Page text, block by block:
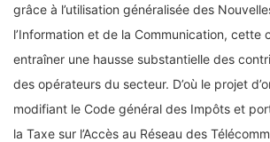
grâce à l’utilisation généralisée des
l’Information et de la Communication, cette
entraîner une hausse substantielle des
des opérateurs du secteur. D’où le projet
modifiant le Code général des Impôts et
la Taxe sur l’Accès au Réseau des